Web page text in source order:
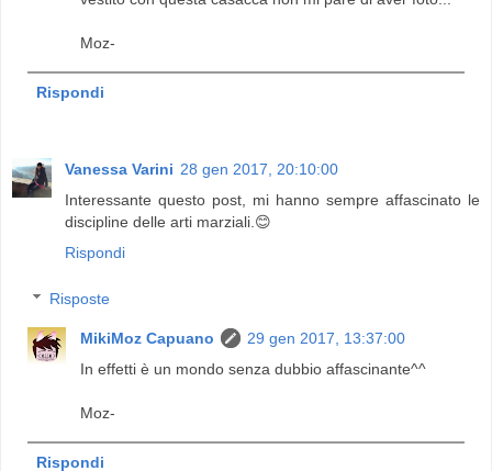
Moz-
Rispondi
Vanessa Varini 28 gen 2017, 20:10:00
Interessante questo post, mi hanno sempre affascinato le
discipline delle arti marziali.😊
Rispondi
Risposte
MikiMoz Capuano
29 gen 2017, 13:37:00
In effetti è un mondo senza dubbio affascinante^^
Moz-
Rispondi